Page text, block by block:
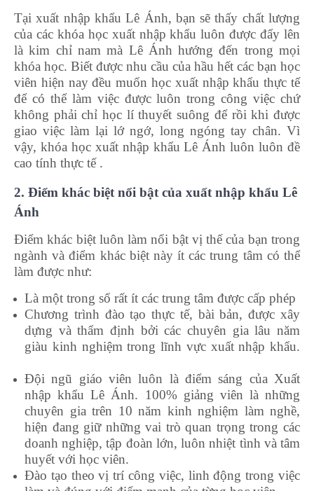
Tại xuất nhập khẩu Lê Ánh, bạn sẽ thấy chất lượng
của các khóa học xuất nhập khẩu luôn được đẩy lên
là kim chỉ nam mà Lê Ánh hướng đến trong mọi
khóa học. Biết được nhu cầu của hầu hết các bạn học
viên hiện nay đều muốn học xuất nhập khẩu thực tế
để có thể làm việc được luôn trong công việc chứ
không phải chỉ học lí thuyết suông để rồi khi được
giao việc làm lại lớ ngớ, long ngóng tay chân. Vì
vậy, khóa học xuất nhập khẩu Lê Ánh luôn luôn đề
cao tính thực tế .
2. Điểm khác biệt nổi bật của xuất nhập khẩu Lê
Ánh
Điểm khác biệt luôn làm nổi bật vị thế của bạn trong
ngành và điểm khác biệt này ít các trung tâm có thể
làm được như:
Là một trong số rất ít các trung tâm được cấp phép
Chương trình đào tạo thực tế, bài bản, được xây
dựng và thẩm định bởi các chuyên gia lâu năm
giàu kinh nghiệm trong lĩnh vực xuất nhập khẩu.
Đội ngũ giáo viên luôn là điểm sáng của Xuất
nhập khẩu Lê Ánh. 100% giảng viên là những
chuyên gia trên 10 năm kinh nghiệm làm nghề,
hiện đang giữ những vai trò quan trọng trong các
doanh nghiệp, tập đoàn lớn, luôn nhiệt tình và tâm
huyết với học viên.
Đào tạo theo vị trí công việc, linh động trong việc